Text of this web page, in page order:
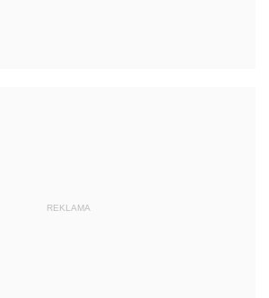
REKLAMA